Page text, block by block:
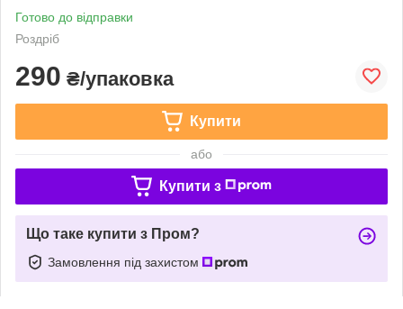
Готово до відправки
Роздріб
290 ₴/упаковка
Купити
або
Купити з
Що таке купити з Пром?
Замовлення під захистом